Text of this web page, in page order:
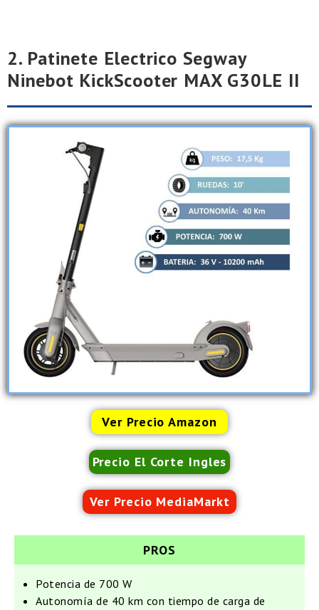
2. Patinete Electrico Segway
Ninebot KickScooter MAX G30LE II
Ver Precio Amazon
Precio El Corte Ingles
Ver Precio MediaMarkt
PROS
Potencia de 700 W
Autonomía de 40 km con tiempo de carga de